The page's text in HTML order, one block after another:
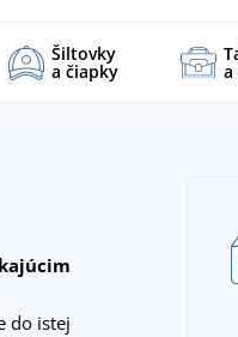
Šiltovky
a čiapky a
do istej